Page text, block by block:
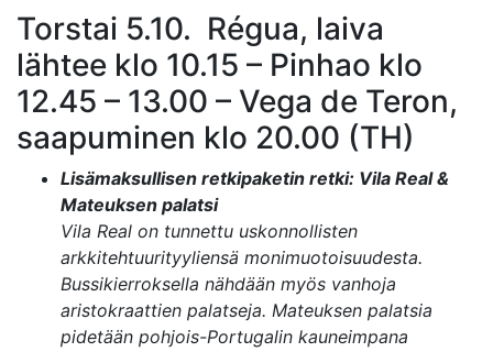
Torstai 5.10. Régua, laiva
lähtee klo 10.15 – Pinhao klo
12.45 – 13.00 – Vega de Teron,
saapuminen klo 20.00 (TH)
Lisämaksullisen retkipaketin retki: Vila Real &
Mateuksen palatsi
Vila Real on tunnettu uskonnollisten
arkkitehtuurityyliensä monimuotoisuudesta.
Bussikierroksella nähdään myös vanhoja
aristokraattien palatseja. Mateuksen palatsia
pidetään pohjois-Portugalin kauneimpana